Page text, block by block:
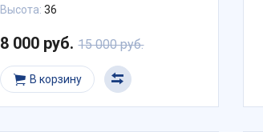
Высота: 36
8 000 руб.15 000 руб.
В корзину